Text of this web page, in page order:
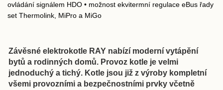
ovládání signálem HDO • možnost ekvitermní regulace eBus řady
set Thermolink, MiPro a MiGo
Závěsné elektrokotle RAY nabízí moderní vytápění
bytů a rodinných domů. Provoz kotle je velmi
jednoduchý a tichý. Kotle jsou již z výroby kompletní
všemi provozními a bezpečnostními prvky včetně